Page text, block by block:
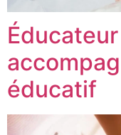
éducatif